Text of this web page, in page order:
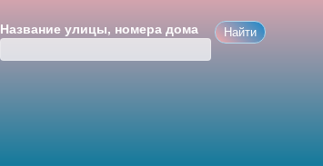
Название улицы, номера дома